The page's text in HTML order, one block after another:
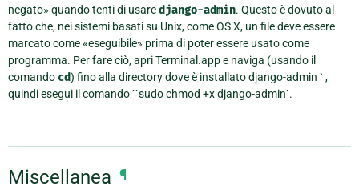
negato» quando tenti di usaredjango-admin. Questo è dovuto al
fatto che, nei sistemi basati su Unix, come OS X, un file deve essere
marcato come «eseguibile» prima di poter essere usato come
programma. Per fare ciò, apri Terminal.app e naviga (usando il
comando cd) fino alla directory dove è installatodjango-admin ` ,
quindi esegui il comando ``sudo chmod +x django-admin`.
Miscellanea ¶